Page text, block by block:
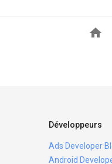

Développeurs
Ads Developer
Android